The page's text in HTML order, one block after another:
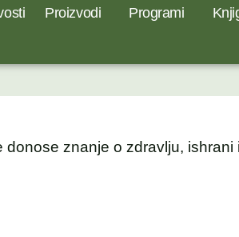
Proizvodi Programi
znanje o zdravlju, ishrani